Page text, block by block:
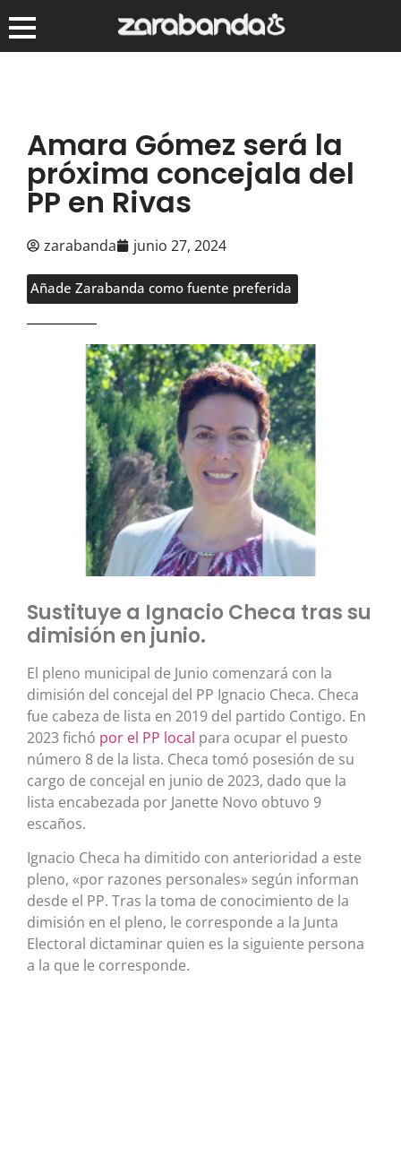
Amara Gómez será la
próxima concejala del
PP en Rivas
zarabanda junio 27, 2024
Añade Zarabanda como fuente preferida
Sustituye a Ignacio Checa tras su
dimisión en junio.
El pleno municipal de Junio comenzará con la
dimisión del concejal del PP Ignacio Checa. Checa
fue cabeza de lista en 2019 del partido Contigo. En
2023 fichó por el PP local para ocupar el puesto
número 8 de la lista. Checa tomó posesión de su
cargo de concejal en junio de 2023, dado que la
lista encabezada por Janette Novo obtuvo 9
escaños.
Ignacio Checa ha dimitido con anterioridad a este
pleno, «por razones personales» según informan
desde el PP. Tras la toma de conocimiento de la
dimisión en el pleno, le corresponde a la Junta
Electoral dictaminar quien es la siguiente persona
a la que le corresponde.